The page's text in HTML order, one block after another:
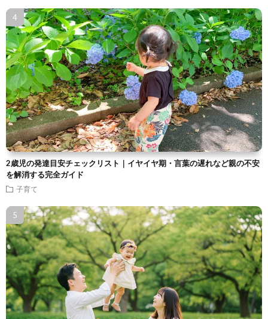
2歳児の発達目安チェックリスト｜イヤイヤ期・言葉の遅れなど親の不安
を解消する完全ガイド
子育て